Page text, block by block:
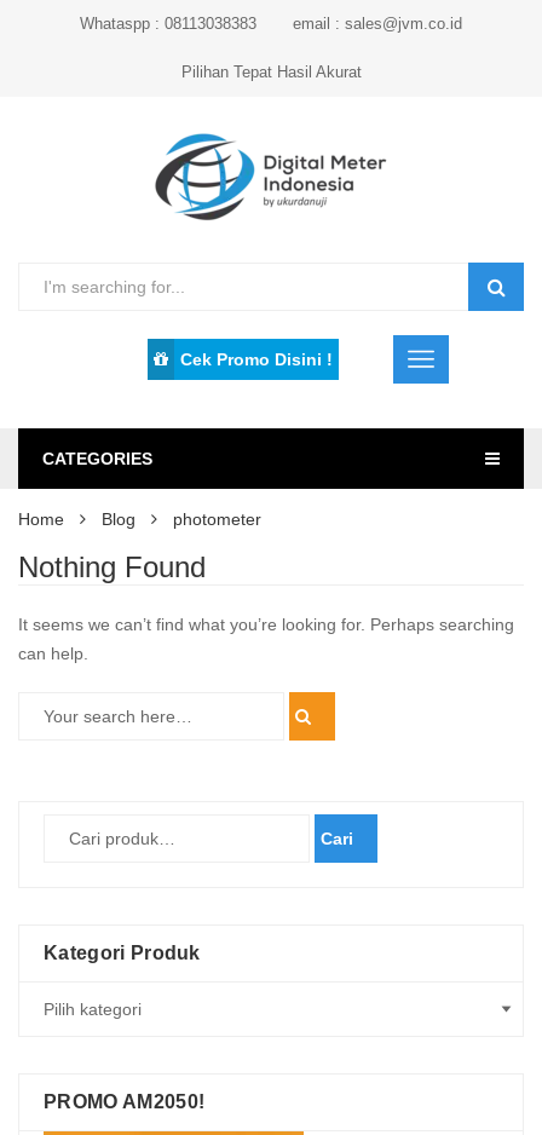
Whataspp : 08113038383 email : sales@jvm.co.id
Pilihan Tepat Hasil Akurat
Cek Promo Disini !
CATEGORIES
Home Blog photometer
Nothing Found
It seems we can’t find what you’re looking for. Perhaps searching
can help.
Cari
Kategori Produk
PROMO AM2050!